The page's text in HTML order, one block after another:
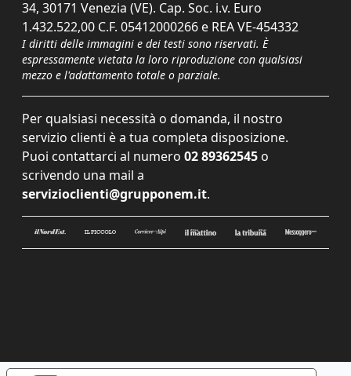
34, 30171 Venezia (VE). Cap. Soc. i.v. Euro
1.432.522,00 C.F. 05412000266 e REA VE-454332
I diritti delle immagini e dei testi sono riservati. È
espressamente vietata la loro riproduzione con qualsiasi
mezzo e l'adattamento totale o parziale.
Per qualsiasi necessità o domanda, il nostro
servizio clienti è a tua completa disposizione.
Puoi contattarci al numero 02 89362545 o
scrivendo una mail a
servizioclienti@grupponem.it.